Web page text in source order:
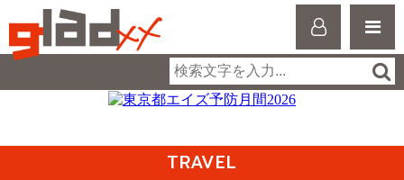
TRAVEL